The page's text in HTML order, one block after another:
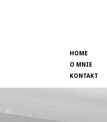
HOME
O MNIE
KONTAKT